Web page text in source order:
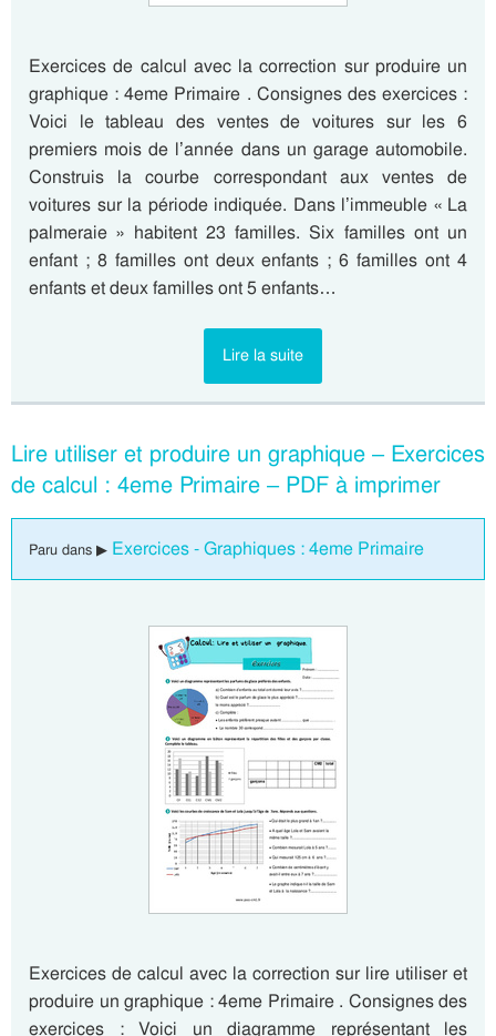
Exercices de calcul avec la correction sur produire un
graphique : 4eme Primaire . Consignes des exercices :
Voici le tableau des ventes de voitures sur les 6
premiers mois de l’année dans un garage automobile.
Construis la courbe correspondant aux ventes de
voitures sur la période indiquée. Dans l’immeuble « La
palmeraie » habitent 23 familles. Six familles ont un
enfant ; 8 familles ont deux enfants ; 6 familles ont 4
enfants et deux familles ont 5 enfants…
Lire la suite
Lire utiliser et produire un graphique – Exercices
de calcul : 4eme Primaire – PDF à imprimer
Paru dans ▶ Exercices - Graphiques : 4eme Primaire
Exercices de calcul avec la correction sur lire utiliser et
produire un graphique : 4eme Primaire . Consignes des
exercices : Voici un diagramme représentant les